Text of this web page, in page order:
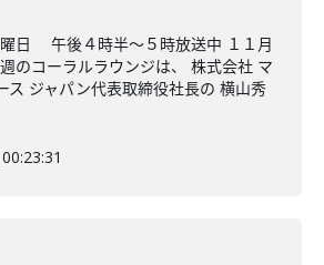
日 午後４時半～５時放送中 １１月
のコーラルラウンジは、 株式会社 マ
ス ジャパン代表取締役社長の 横山秀
00:23:31